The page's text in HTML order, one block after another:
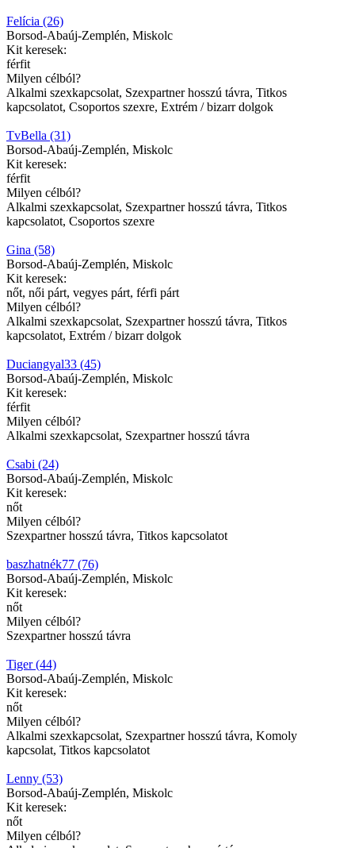
Felícia (26)
Borsod-Abaúj-Zemplén, Miskolc
Kit keresek:
férfit
Milyen célból?
Alkalmi szexkapcsolat, Szexpartner hosszú távra, Titkos
kapcsolatot, Csoportos szexre, Extrém / bizarr dolgok
TvBella (31)
Borsod-Abaúj-Zemplén, Miskolc
Kit keresek:
férfit
Milyen célból?
Alkalmi szexkapcsolat, Szexpartner hosszú távra, Titkos
kapcsolatot, Csoportos szexre
Gina (58)
Borsod-Abaúj-Zemplén, Miskolc
Kit keresek:
nőt, női párt, vegyes párt, férfi párt
Milyen célból?
Alkalmi szexkapcsolat, Szexpartner hosszú távra, Titkos
kapcsolatot, Extrém / bizarr dolgok
Duciangyal33 (45)
Borsod-Abaúj-Zemplén, Miskolc
Kit keresek:
férfit
Milyen célból?
Alkalmi szexkapcsolat, Szexpartner hosszú távra
Csabi (24)
Borsod-Abaúj-Zemplén, Miskolc
Kit keresek:
nőt
Milyen célból?
Szexpartner hosszú távra, Titkos kapcsolatot
baszhatnék77 (76)
Borsod-Abaúj-Zemplén, Miskolc
Kit keresek:
nőt
Milyen célból?
Szexpartner hosszú távra
Tiger (44)
Borsod-Abaúj-Zemplén, Miskolc
Kit keresek:
nőt
Milyen célból?
Alkalmi szexkapcsolat, Szexpartner hosszú távra, Komoly
kapcsolat, Titkos kapcsolatot
Lenny (53)
Borsod-Abaúj-Zemplén, Miskolc
Kit keresek:
nőt
Milyen célból?